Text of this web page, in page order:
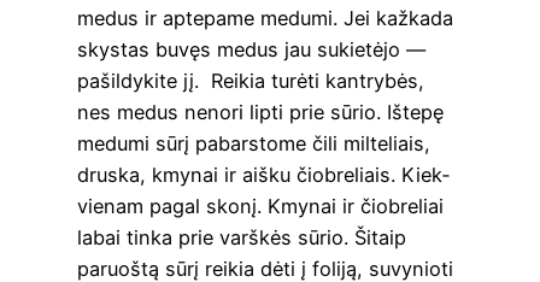
medus ir apte­pa­me medu­mi. Jei kaž­ka­da
skys­tas buvęs medus jau sukie­tė­jo —
pašil­dy­ki­te jį. Rei­kia turė­ti kant­ry­bės,
nes medus neno­ri lip­ti prie sūrio. Ište­pę
medu­mi sūrį pabars­to­me čili mil­te­liais,
drus­ka, kmy­nai ir aiš­ku čiob­re­liais. Kiek­
vie­nam pagal sko­nį. Kmy­nai ir čiob­re­liai
labai tin­ka prie varš­kės sūrio. Šitaip
paruoš­tą sūrį rei­kia dėti į foli­ją, suvy­nio­ti